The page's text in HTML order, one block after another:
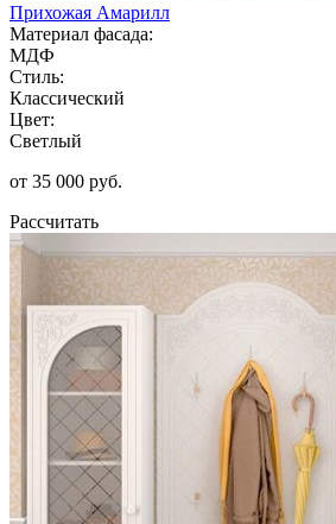
Прихожая Амарилл
Материал фасада:
МДФ
Стиль:
Классический
Цвет:
Светлый
от 35 000 руб.
Рассчитать